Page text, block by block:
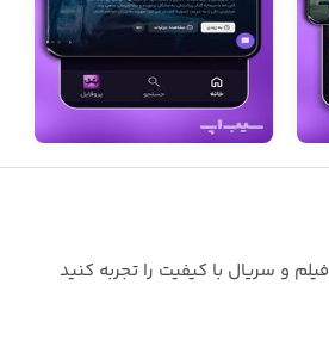
و سریال با کیفیت را تجربه کنید